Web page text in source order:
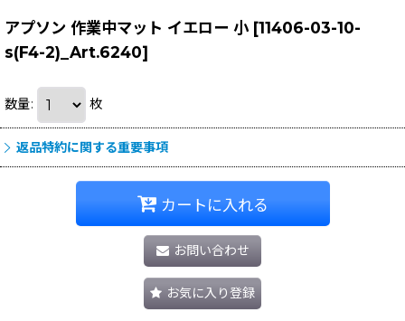
アプソン 作業中マット イエロー 小 [11406-03-10-
s(F4-2)_Art.6240]
数量: 枚
返品特約に関する重要事項
カートに入れる
お問い合わせ
お気に入り登録